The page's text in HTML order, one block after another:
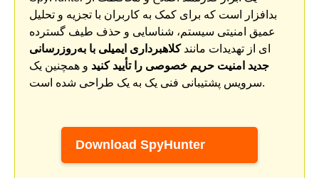
بدافزار است که برای کمک به کاربران با تجزیه و تحلیل
عمیق امنیتی سیستم، شناسایی و حذف طیف گسترده
ای از تهدیدات مانندکلاهبرداری ایمیلی با به‌روزرسانی
جدید امنیت حریم خصوصی را تأیید کنید و همچنین یک
سرویس پشتیبانی فنی یک به یک طراحی شده است.
Download SpyHunter